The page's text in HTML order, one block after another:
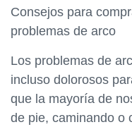
Consejos para
problemas de arco
Los problemas de
incluso dolorosos
que la mayoría de
de pie, caminando o